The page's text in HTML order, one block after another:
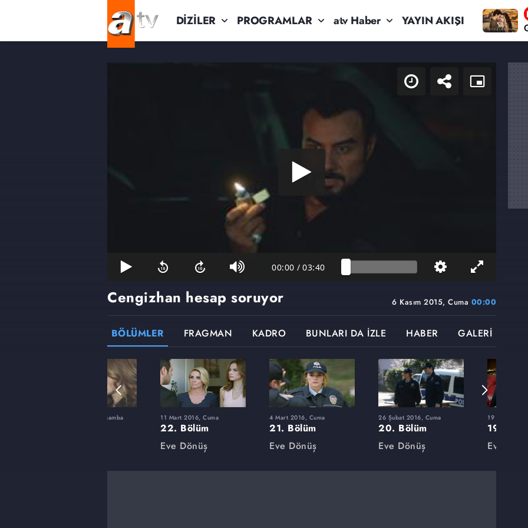
DİZİLER PROGRAMLAR atv Haber YAYIN AKIŞI
00:00 / 03:40
6 Kasım 2015, Cuma 00:00
Cengizhan hesap soruyor
BÖLÜMLER FRAGMAN KADRO BUNLARI DA İZLE HABER GALERİ
2 Aralık 2015, Çarşamba 11 Mart 2016, Cuma
22. Bölüm
Eve Dönüş
4 Mart 2016, Cuma
21. Bölüm
Eve Dönüş
26 Şubat 2016, Cuma
20. Bölüm
Eve Dönüş
19 Şubat
19. Bölüm
Eve Dönüş